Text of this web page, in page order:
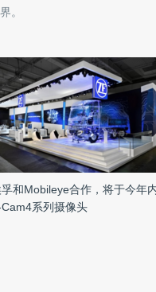
。
和Mobileye合作，将于今年
系列摄像头